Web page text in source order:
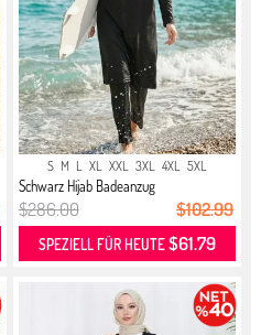
S M L XL XXL 3XL 4XL 5XL
Schwarz Hijab Badeanzug
$286.00 $102.99
SPEZIELL FÜR HEUTE$61.79